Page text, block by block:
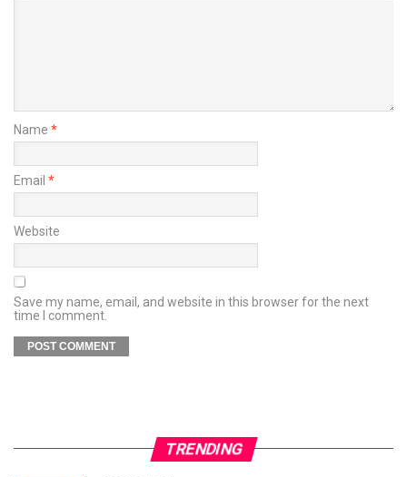
Name *
Email *
Website
Save my name, email, and website in this browser for the next
time I comment.
TRENDING